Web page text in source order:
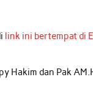
link ini bertempat di
Hakim dan Pak